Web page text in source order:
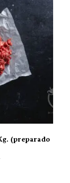
(preparado